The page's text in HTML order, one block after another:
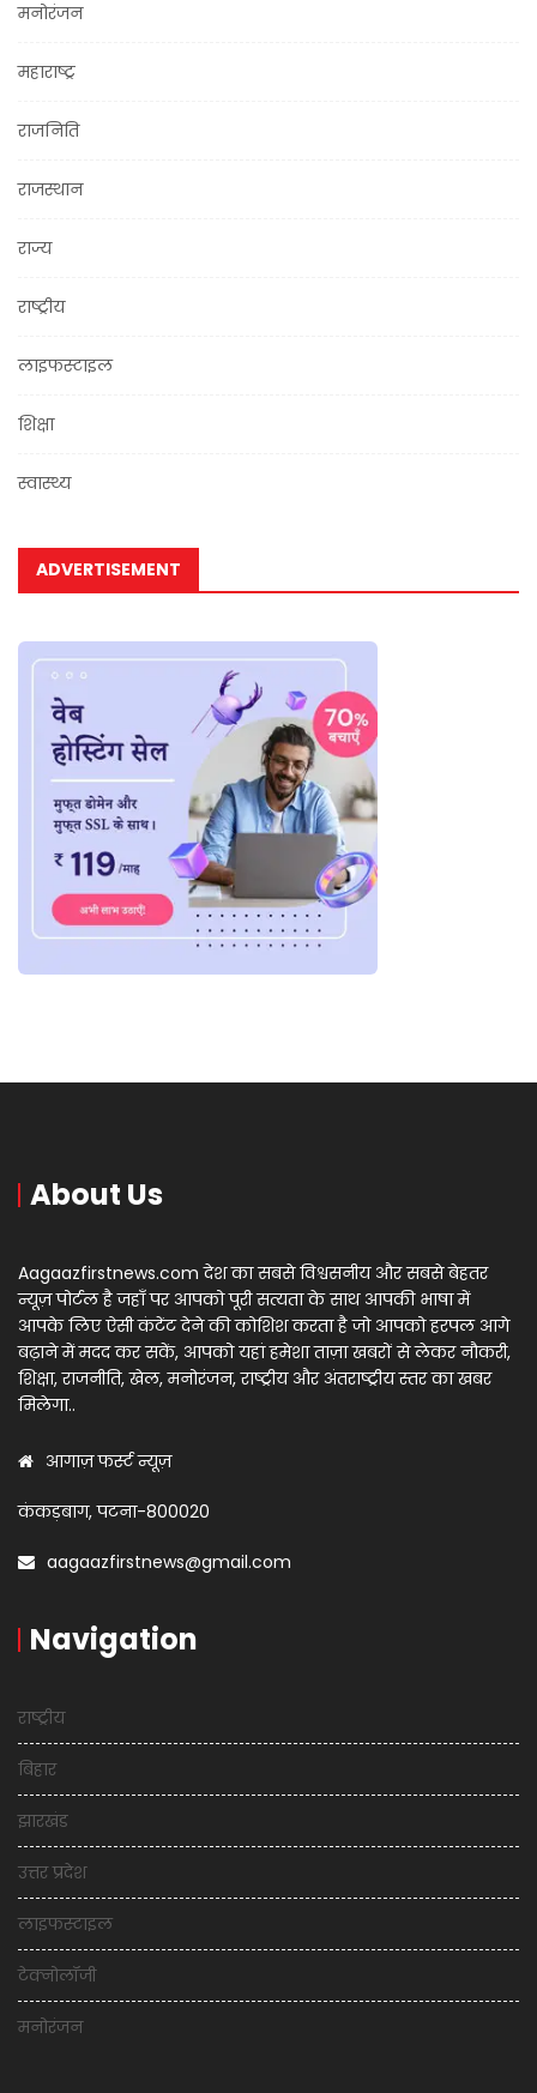
मनोरंजन
महाराष्ट्र
राजनिति
राजस्थान
राज्य
राष्ट्रीय
लाइफस्टाइल
शिक्षा
स्वास्थ्य
ADVERTISEMENT
About Us
Aagaazfirstnews.com देश का सबसे विश्वसनीय और सबसे बेहतर
न्यूज़ पोर्टल है जहाँ पर आपको पूरी सत्यता के साथ आपकी भाषा में
आपके लिए ऐसी कंटेंट देने की कोशिश करता है जो आपको हरपल आगे
बढ़ाने में मदद कर सकें, आपको यहां हमेशा ताज़ा खबरों से लेकर नौकरी,
शिक्षा, राजनीति, खेल, मनोरंजन, राष्ट्रीय और अंतराष्ट्रीय स्तर का खबर
मिलेगा..
आगाज़ फर्स्ट न्यूज़
कंकड़बाग, पटना-800020
aagaazfirstnews@gmail.com
Navigation
राष्ट्रीय
बिहार
झारखंड
उत्तर प्रदेश
लाइफस्टाइल
टेक्नोलॉजी
मनोरंजन